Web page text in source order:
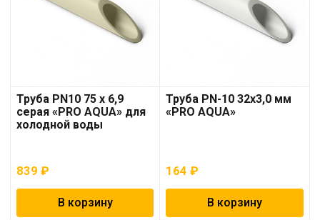
Труба PN10 75 x 6,9
серая «PRO AQUA» для
холодной воды
839 ₽
В корзину
Труба PN-10 32х3,0 мм
«PRO AQUA»
164₽
В корзину